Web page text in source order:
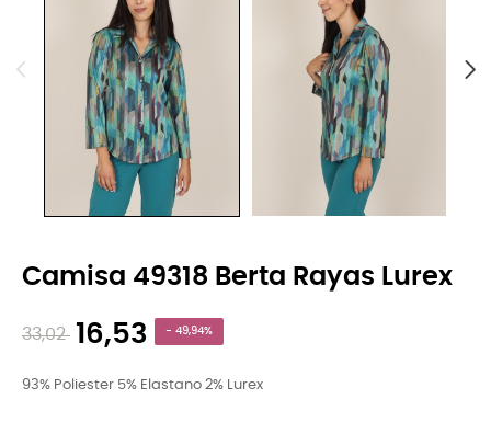
Camisa 49318 Berta Rayas Lurex
33,02 16,53 - 49,94%
93% Poliester 5% Elastano 2% Lurex